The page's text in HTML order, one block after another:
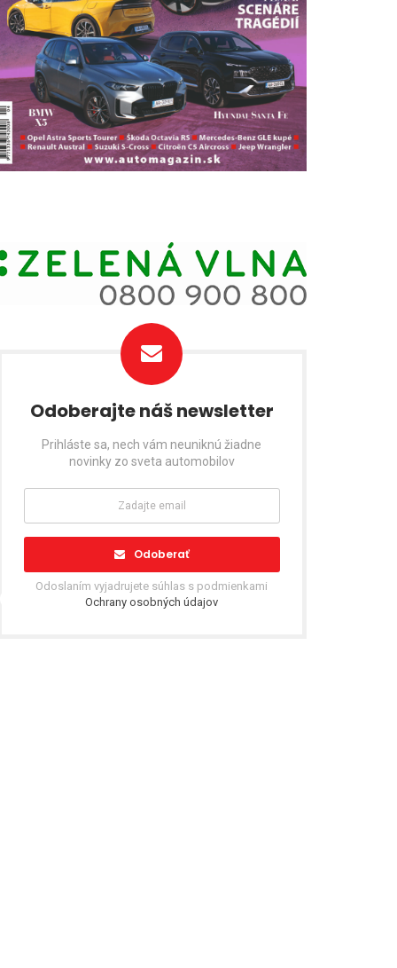
Odoberajte náš newsletter
Prihláste sa, nech vám neuniknú žiadne
novinky zo sveta automobilov
Odoberať
Odoslaním vyjadrujete súhlas s podmienkami
Ochrany osobných údajov